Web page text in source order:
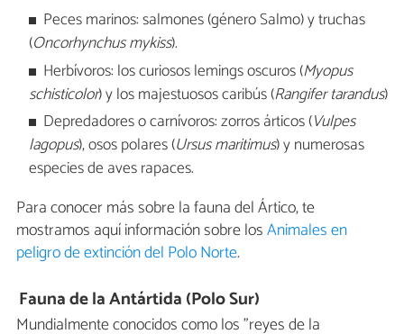
Peces marinos: salmones (género Salmo) y truchas
(Oncorhynchus mykiss).
Herbívoros: los curiosos lemings oscuros (Myopus
schisticolor) y los majestuosos caribús (Rangifer tarandus)
Depredadores o carnívoros: zorros árticos (Vulpes
lagopus), osos polares (Ursus maritimus) y numerosas
especies de aves rapaces.
Para conocer más sobre la fauna del Ártico, te
mostramos aquí información sobre losAnimales en
peligro de extinción del Polo Norte.
Fauna de la Antártida (Polo Sur)
Mundialmente conocidos como los "reyes de la